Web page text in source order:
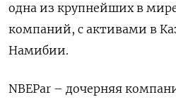
одна из крупнейших в
компаний, ​с активами в
Намибии.
NBEPar – дочерняя